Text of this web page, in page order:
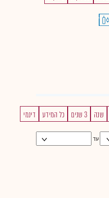
שנה 3 שנים כל המידע דינמי
עד